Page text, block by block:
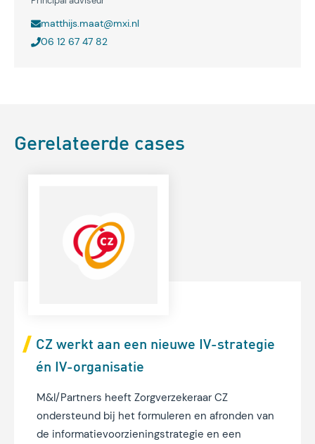
matthijs.maat@mxi.nl
06 12 67 47 82
Gerelateerde cases
CZ werkt aan een nieuwe IV-strategie
én IV-organisatie
M&I/Partners heeft Zorgverzekeraar CZ
ondersteund bij het formuleren en afronden van
de informatievoorzieningstrategie en een